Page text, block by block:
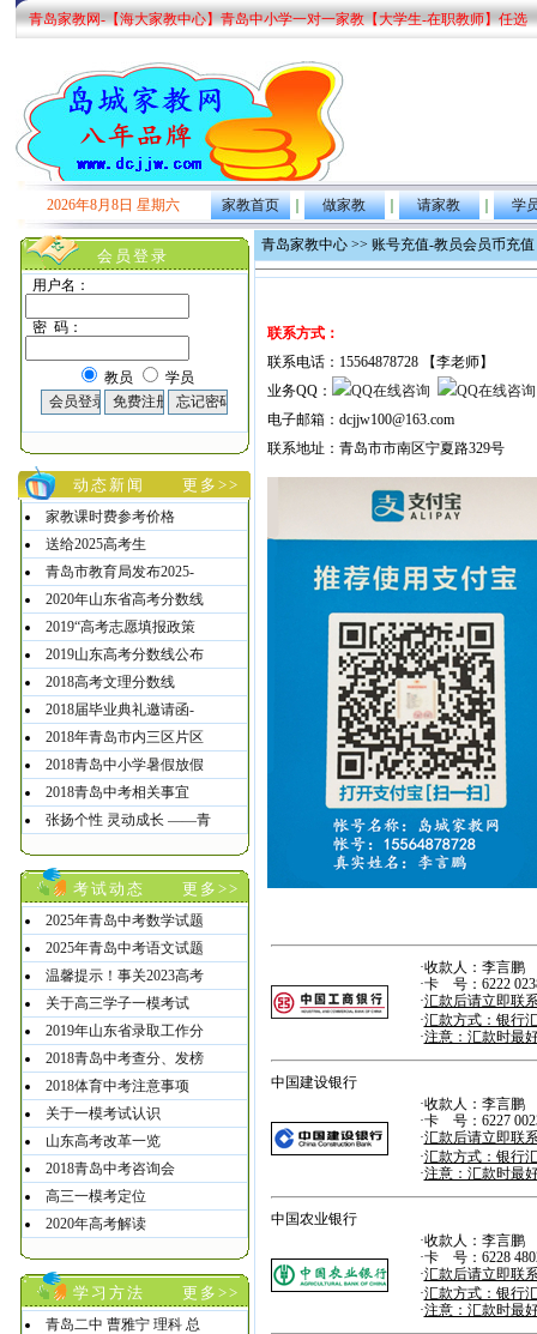
青岛家教网-【海大家教中心】青岛中小学一对一家教【大学生-在职教师】任选
2026年8月8日 星期六 家教首页 ｜ 做家教 ｜ 请家教 ｜ 学
会员登录
用户名：
密 码：
教员 学员
动态新闻 更多>>
家教课时费参考价格
送给2025高考生
青岛市教育局发布2025-
2020年山东省高考分数线
2019“高考志愿填报政策
2019山东高考分数线公布
2018高考文理分数线
2018届毕业典礼邀请函-
2018年青岛市内三区片区
2018青岛中小学暑假放假
2018青岛中考相关事宜
张扬个性 灵动成长 ——青
考试动态 更多>>
2025年青岛中考数学试题
2025年青岛中考语文试题
温馨提示！事关2023高考
关于高三学子一模考试
2019年山东省录取工作分
2018青岛中考查分、发榜
2018体育中考注意事项
关于一模考试认识
山东高考改革一览
2018青岛中考咨询会
高三一模考定位
2020年高考解读
学习方法 更多>>
青岛二中 曹雅宁 理科 总
青岛家教中心 >> 账号充值-教员会员币充值
联系方式：
联系电话：15564878728 【李老师】
业务QQ：
电子邮箱：dcjjw100@163.com
联系地址：青岛市市南区宁夏路329号
·收款人：李言鹏
·卡 号：6222
·汇款后请立即联
·汇款方式：银行
·注意：汇款时最
中国建设银行
·收款人：李言鹏
·卡 号：6227
·汇款后请立即联
·汇款方式：银行
·注意：汇款时最
中国农业银行
·收款人：李言鹏
·卡 号：6228
·汇款后请立即联
·汇款方式：银行
·注意：汇款时最